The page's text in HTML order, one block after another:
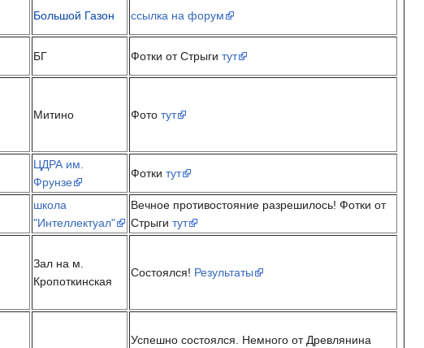
Большой Газон ссылка на форум
БГ Фотки от Стрыги тут
Митино Фото тут
ЦДРА им.
Фрунзе
Фотки тут
школа
"Интеллектуал"
Вечное противостояние разрешилось! Фотки от
Стрыги тут
Зал на м.
Кропоткинская
Состоялся! Результаты
Успешно состоялся. Немного от Древлянина